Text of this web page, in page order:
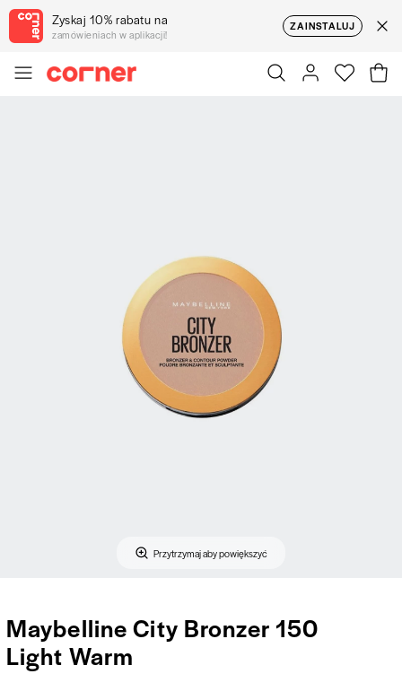
Zyskaj 10% rabatu na
zamówieniach w aplikacji!
ZAINSTALUJ
Przytrzymaj aby powiększyć
Maybelline City Bronzer 150
Light Warm